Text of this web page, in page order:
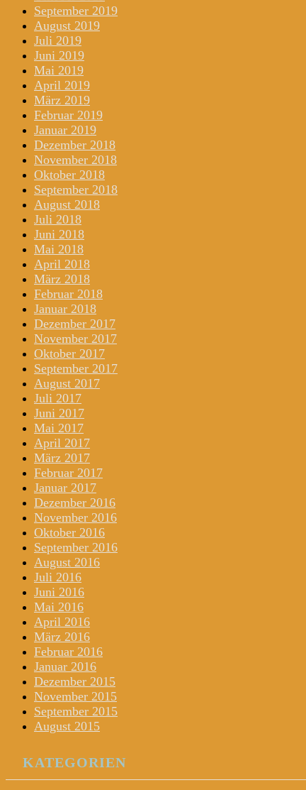
September 2019
August 2019
Juli 2019
Juni 2019
Mai 2019
April 2019
März 2019
Februar 2019
Januar 2019
Dezember 2018
November 2018
Oktober 2018
September 2018
August 2018
Juli 2018
Juni 2018
Mai 2018
April 2018
März 2018
Februar 2018
Januar 2018
Dezember 2017
November 2017
Oktober 2017
September 2017
August 2017
Juli 2017
Juni 2017
Mai 2017
April 2017
März 2017
Februar 2017
Januar 2017
Dezember 2016
November 2016
Oktober 2016
September 2016
August 2016
Juli 2016
Juni 2016
Mai 2016
April 2016
März 2016
Februar 2016
Januar 2016
Dezember 2015
November 2015
September 2015
August 2015
KATEGORIEN